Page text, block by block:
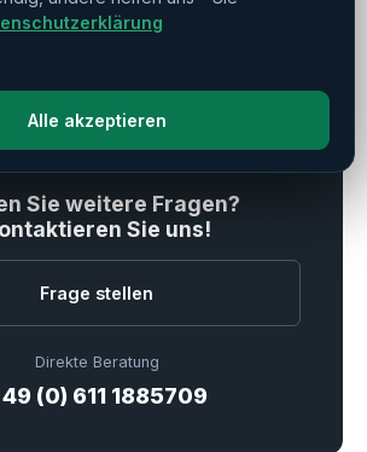
Verkauft
Sie weitere Fragen?
Sie uns!
Frage stellen
Direkte Beratung
(0) 611 1885709
Alle akzeptieren